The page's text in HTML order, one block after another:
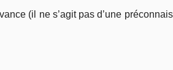
(il ne s’agit pas d’une